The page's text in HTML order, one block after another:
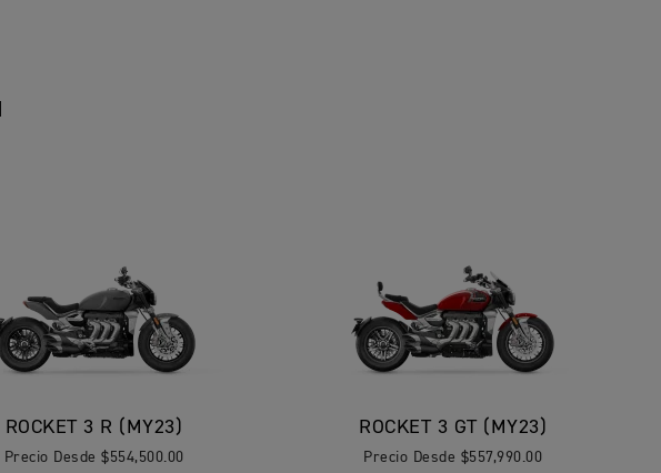
ROCKET 3 R (MY23)
Precio Desde $554,500.00
ROCKET 3 GT (MY23)
Precio Desde $557,990.00